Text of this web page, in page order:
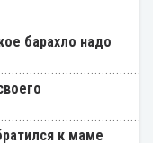
барахло надо
к маме